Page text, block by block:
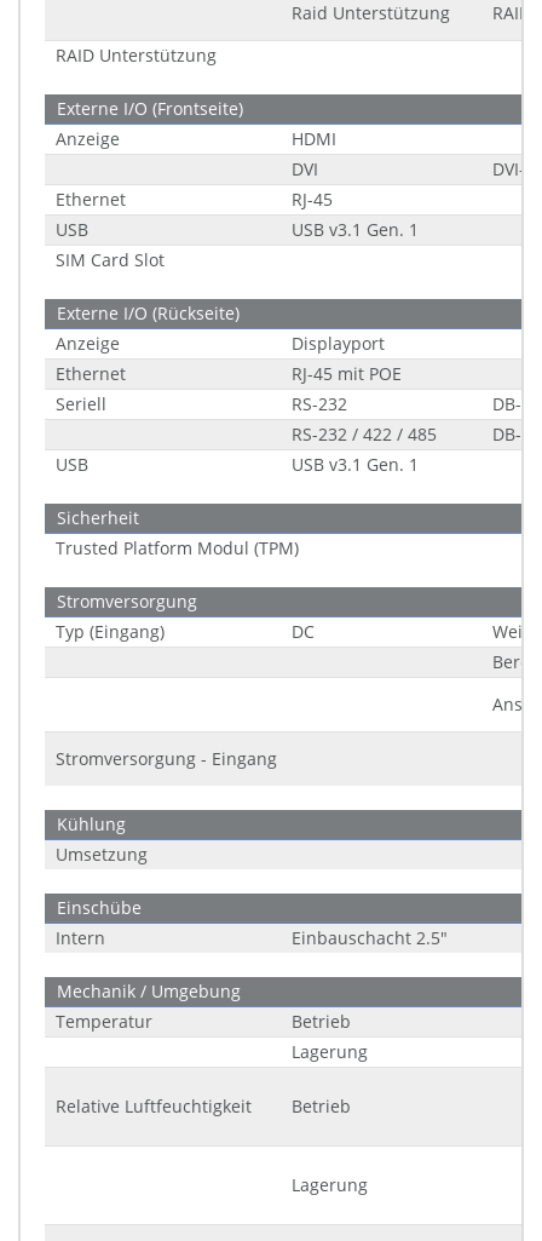
Raid Unterstützung
RAID
RAID Unterstützung
Externe I/O (Frontseite)
Anzeige
HDMI
DVI
DVI-
Ethernet
RJ-45
USB
USB v3.1 Gen. 1
SIM Card Slot
Externe I/O (Rückseite)
Anzeige
Displayport
Ethernet
RJ-45 mit POE
Seriell
RS-232
DB-9
RS-232 / 422 / 485
DB-9
USB
USB v3.1 Gen. 1
Sicherheit
Trusted Platform Modul (TPM)
Stromversorgung
Typ (Eingang)
DC
Stromversorgung - Eingang
Kühlung
Umsetzung
Einschübe
Intern
Einbauschacht 2.5"
Mechanik / Umgebung
Temperatur
Betrieb
Lagerung
Relative Luftfeuchtigkeit Betrieb
Lagerung